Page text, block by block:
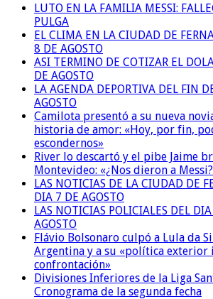
LUTO EN LA FAMILIA MESSI:
PULGA
EL CLIMA EN LA CIUDAD DE
8 DE AGOSTO
ASI TERMINO DE COTIZAR EL
DE AGOSTO
LA AGENDA DEPORTIVA DEL FIN
AGOSTO
Camilota presentó a su nueva
historia de amor: «Hoy, por fin,
escondernos»
River lo descartó y el pibe Jaime
Montevideo: «¿Nos dieron a
LAS NOTICIAS DE LA CIUDAD DE
DIA 7 DE AGOSTO
LAS NOTICIAS POLICIALES DEL
AGOSTO
Flávio Bolsonaro culpó a Lula da
Argentina y a su «política exterior
confrontación»
Divisiones Inferiores de la Liga
Cronograma de la segunda fecha